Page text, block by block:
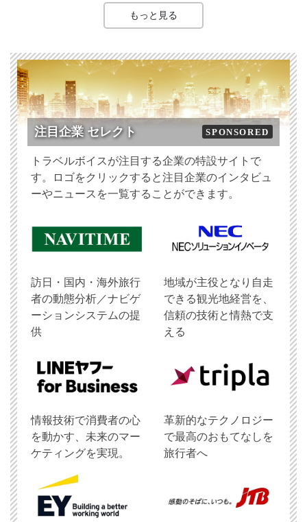
もっと見る
注目企業 セレクト SPONSORED
トラベルボイスが注目する企業の特設サイトで
す。ロゴをクリックすると注目企業のインタビュ
ーやニュースを一覧することができます。
訪日・国内・海外旅行
者の動態分析／ナビゲ
ーションシステムの提
供
地域が主役となり自走
できる観光地経営を、
信頼の技術と情熱で支
える
情報技術で消費者の心
を動かす、未来のマー
ケティングを実現。
革新的なテクノロジー
で最高のおもてなしを
旅行者へ